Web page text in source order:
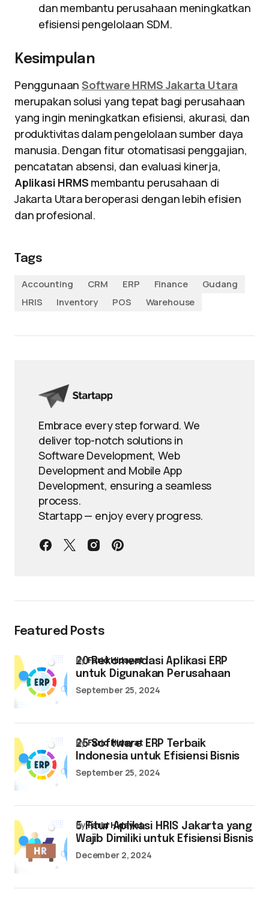
dan membantu perusahaan meningkatkan
efisiensi pengelolaan SDM.
Kesimpulan
PenggunaanSoftware HRMS Jakarta Utara
merupakan solusi yang tepat bagi perusahaan
yang ingin meningkatkan efisiensi, akurasi, dan
produktivitas dalam pengelolaan sumber daya
manusia. Dengan fitur otomatisasi penggajian,
pencatatan absensi, dan evaluasi kinerja,
Aplikasi HRMS membantu perusahaan di
Jakarta Utara beroperasi dengan lebih efisien
dan profesional.
Tags
Accounting
CRM ERP Finance
Gudang
HRIS
Inventory POS Warehouse
Embrace every step forward. We
deliver top-notch solutions in
Software Development, Web
Development and Mobile App
Development, ensuring a seamless
process.
Startapp — enjoy every progress.
Featured Posts
20 Rekomendasi Aplikasi ERP
untuk Digunakan Perusahaan
byFarid Hidayat
September 25, 2024
25 Software ERP Terbaik
Indonesia untuk Efisiensi Bisnis
byFarid Hidayat
September 25, 2024
5 Fitur Aplikasi HRIS Jakarta yang
Wajib Dimiliki untuk Efisiensi Bisnis
byFarid Hidayat
December 2, 2024